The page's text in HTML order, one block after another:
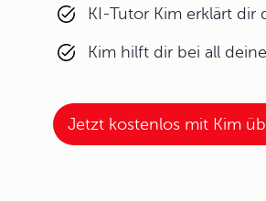
KI-Tutor Kim erklärt
Kim hilft dir bei all
Jetzt kostenlos mit Kim